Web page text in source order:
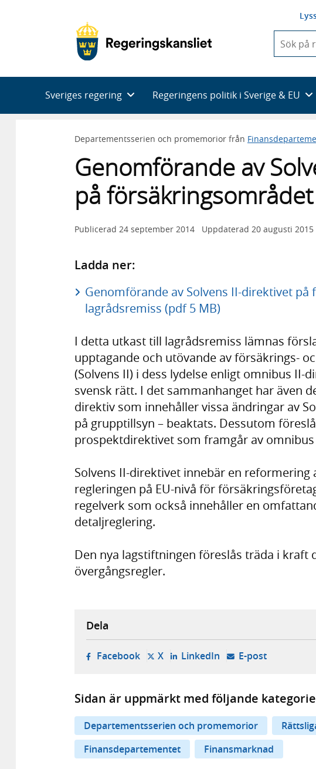
du
skriva
framträder
en
med
Sveriges regering Regeringens politik i Sverige & EU
Departementsserien och promemorior från
Genomförande av
på försäkringsområdet
Publicerad 24 september 2014 Uppdaterad 20 augusti 2015
Ladda ner:
Genomförande av Solvens II-direktivet
lagrådsremiss (pdf 5 MB)
I detta utkast till lagrådsremiss lämnas
upptagande och utövande av försäkrings-
(Solvens II) i dess lydelse enligt omnibus II-
svensk rätt. I det sammanhanget har även
direktiv som innehåller vissa ändringar av
på grupptillsyn – beaktats. Dessutom
prospektdirektivet som framgår av
Solvens II-direktivet innebär en reformering
regleringen på EU-nivå för
regelverk som också innehåller en
detaljreglering.
Den nya lagstiftningen föreslås träda i kraft
övergångsregler.
Dela
Facebook- öppnas i ny flik, extern webbplats,
X- öppnas i ny flik, extern webbplats,
LinkedIn- öppnas i ny flik,
E-post- öppnar
Sidan är uppmärkt med följande
Departementsserien och promemorior
Finansdepartementet
Finansmarknad